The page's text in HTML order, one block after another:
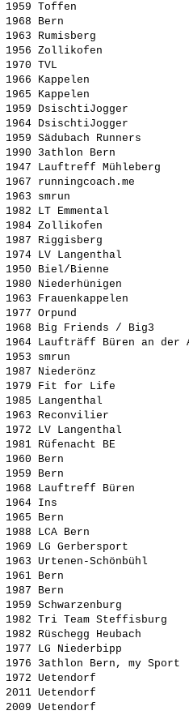
1959 Toffen
1968 Bern
1963 Rumisberg
1956 Zollikofen
1970 TVL
1966 Kappelen
1965 Kappelen
1959 DsischtiJogger
1964 DsischtiJogger
1959 Sädubach Runners
1990 3athlon Bern
1947 Lauftreff Mühleberg
1967 runningcoach.me
1963 smrun
1982 LT Emmental
1984 Zollikofen
1987 Riggisberg
1974 LV Langenthal
1950 Biel/Bienne
1980 Niederhünigen
1963 Frauenkappelen
1977 Orpund
1968 Big Friends / Big3
1964 Laufträff Büren an
1953 smrun
1987 Niederönz
1979 Fit for Life
1985 Langenthal
1963 Reconvilier
1972 LV Langenthal
1981 Rüfenacht BE
1960 Bern
1959 Bern
1968 Lauftreff Büren
1964 Ins
1965 Bern
1988 LCA Bern
1969 LG Gerbersport
1963 Urtenen-Schönbühl
1961 Bern
1987 Bern
1959 Schwarzenburg
1982 Tri Team
1982 Rüschegg Heubach
1977 LG Niederbipp
1976 3athlon Bern, my
1972 Uetendorf
2011 Uetendorf
2009 Uetendorf